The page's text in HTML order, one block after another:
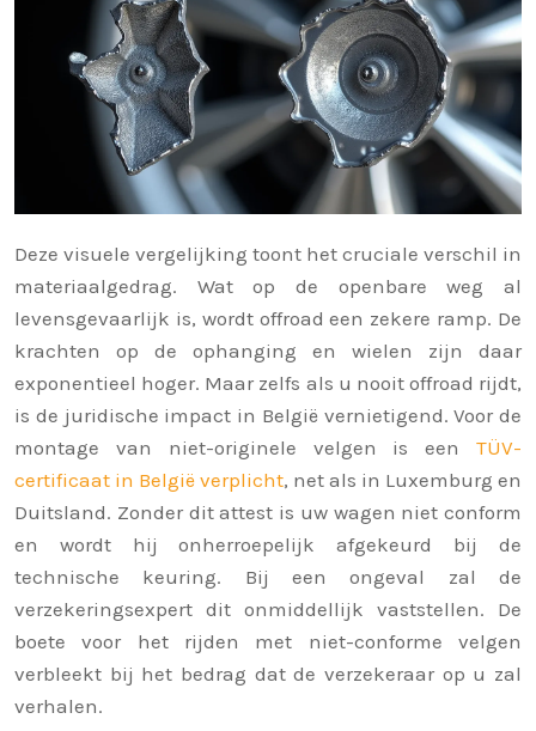
Deze visuele vergelijking toont het cruciale verschil in
materiaalgedrag. Wat op de openbare weg al
levensgevaarlijk is, wordt offroad een zekere ramp. De
krachten op de ophanging en wielen zijn daar
exponentieel hoger. Maar zelfs als u nooit offroad rijdt,
is de juridische impact in België vernietigend. Voor de
montage van niet-originele velgen is een TÜV-
certificaat in België verplicht, net als in Luxemburg en
Duitsland. Zonder dit attest is uw wagen niet conform
en wordt hij onherroepelijk afgekeurd bij de
technische keuring. Bij een ongeval zal de
verzekeringsexpert dit onmiddellijk vaststellen. De
boete voor het rijden met niet-conforme velgen
verbleekt bij het bedrag dat de verzekeraar op u zal
verhalen.